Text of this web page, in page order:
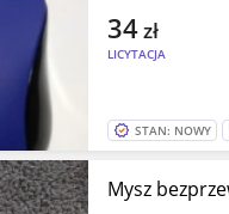
LICYTACJA
34zł
STAN: NOWY
Mysz